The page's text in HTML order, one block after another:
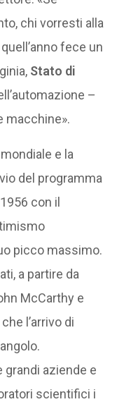
chi vorresti alla
fece un
Stato di
–
macchine».
e la
del programma
con il
picco massimo.
a partire da
McCarthy e
l’arrivo di
grandi aziende e
scientifici i